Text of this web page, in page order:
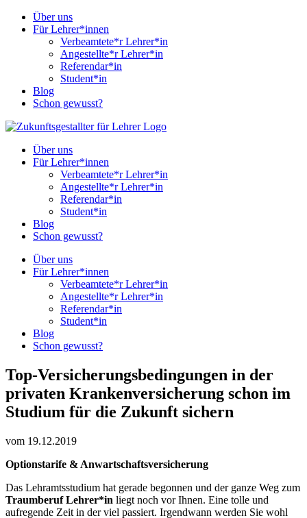
Über uns
Für Lehrer*innen
Verbeamtete*r Lehrer*in
Angestellte*r Lehrer*in
Referendar*in
Student*in
Blog
Schon gewusst?
Über uns
Für Lehrer*innen
Verbeamtete*r Lehrer*in
Angestellte*r Lehrer*in
Referendar*in
Student*in
Blog
Schon gewusst?
Über uns
Für Lehrer*innen
Verbeamtete*r Lehrer*in
Angestellte*r Lehrer*in
Referendar*in
Student*in
Blog
Schon gewusst?
Top-Versicherungsbedingungen in der
privaten Krankenversicherung schon im
Studium für die Zukunft sichern
vom 19.12.2019
Optionstarife & Anwartschaftsversicherung
Das Lehramtsstudium hat gerade begonnen und der ganze Weg zum
Traumberuf Lehrer*in liegt noch vor Ihnen. Eine tolle und
aufregende Zeit in der viel passiert. Irgendwann werden Sie wohl